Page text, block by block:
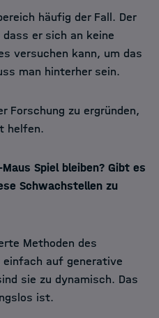
häufig der Fall. Der
er sich an keine
versuchen kann, um das
man hinterher sein.
Forschung zu ergründen,
helfen.
Spiel bleiben? Gibt es
Schwachstellen zu
Methoden des
einfach auf generative
sie zu dynamisch. Das
ist.